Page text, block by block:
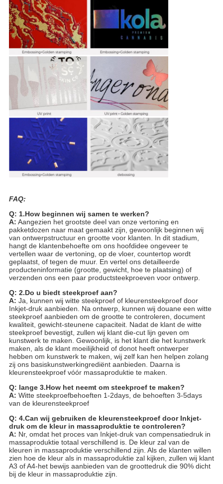
FAQ:
Q: 1.How beginnen wij samen te werken?
A: Aangezien het grootste deel van onze vertoning en
pakketdozen naar maat gemaakt zijn, gewoonlijk beginnen wij
van ontwerpstructuur en grootte voor klanten. In dit stadium,
hangt de klantenbehoefte om ons hoofdidee ongeveer te
vertellen waar de vertoning, op de vloer, countertop wordt
geplaatst, of tegen de muur. En vertel ons detailleerde
producteninformatie (grootte, gewicht, hoe te plaatsing) of
verzenden ons een paar productsteekproeven voor ontwerp.
Q: 2.Do u biedt steekproef aan?
A: Ja, kunnen wij witte steekproef of kleurensteekproef door
Inkjet-druk aanbieden. Na ontwerp, kunnen wij douane een witte
steekproef aanbieden om de grootte te controleren, document
kwaliteit, gewicht-steunene capaciteit. Nadat de klant de witte
steekproef bevestigt, zullen wij klant die-cut lijn geven om
kunstwerk te maken. Gewoonlijk, is het klant die het kunstwerk
maken, als de klant moeilijkheid of donot heeft ontwerper
hebben om kunstwerk te maken, wij zelf kan hen helpen zolang
zij ons basiskunstwerkingrediënt aanbieden. Daarna is
kleurensteekproef vóór massaproduktie te maken.
Q: lange 3.How het neemt om steekproef te maken?
A: Witte steekproefbehoeften 1-2days, de behoeften 3-5days
van de kleurensteekproef
Q: 4.Can wij gebruiken de kleurensteekproef door Inkjet-
druk om de kleur in massaproduktie te controleren?
A: Nr, omdat het proces van Inkjet-druk van compensatiedruk in
massaproduktie totaal verschillend is. De kleur zal van de
kleuren in massaproduktie verschillend zijn. Als de klanten willen
zien hoe de kleur als in massaproduktie zal kijken, zullen wij klant
A3 of A4-het bewijs aanbieden van de groottedruk die 90% dicht
bij de kleur in massaproduktie zijn.